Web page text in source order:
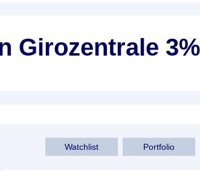
Girozentrale
Portfolio
Watchlist